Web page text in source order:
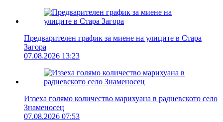
Предварителен график за миене на улиците в Стара
Загора
07.08.2026 13:23
Иззеха голямо количество марихуана в радневското село
Знаменосец
07.08.2026 07:53